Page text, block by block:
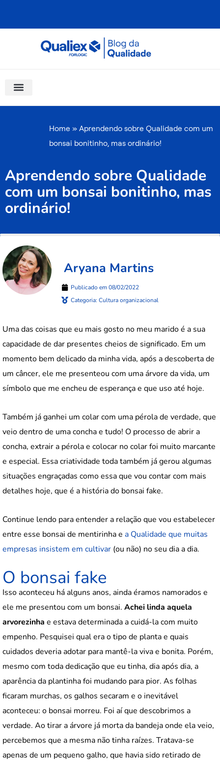
Home » Aprendendo sobre Qualidade com um
bonsai bonitinho, mas ordinário!
Aprendendo sobre Qualidade
com um bonsai bonitinho, mas
ordinário!
Aryana Martins
Publicado em08/02/2022
Categoria: Cultura organizacional
Uma das coisas que eu mais gosto no meu marido é a sua
capacidade de dar presentes cheios de significado. Em um
momento bem delicado da minha vida, após a descoberta de
um câncer, ele me presenteou com uma árvore da vida, um
símbolo que me encheu de esperança e que uso até hoje.
Também já ganhei um colar com uma pérola de verdade, que
veio dentro de uma concha e tudo! O processo de abrir a
concha, extrair a pérola e colocar no colar foi muito marcante
e especial. Essa criatividade toda também já gerou algumas
situações engraçadas como essa que vou contar com mais
detalhes hoje, que é a história do bonsai fake.
Continue lendo para entender a relação que vou estabelecer
entre esse bonsai de mentirinha e a Qualidade que muitas
empresas insistem em cultivar (ou não) no seu dia a dia.
O bonsai fake
Isso aconteceu há alguns anos, ainda éramos namorados e
ele me presentou com um bonsai. Achei linda aquela
arvorezinha e estava determinada a cuidá-la com muito
empenho. Pesquisei qual era o tipo de planta e quais
cuidados deveria adotar para mantê-la viva e bonita. Porém,
mesmo com toda dedicação que eu tinha, dia após dia, a
aparência da plantinha foi mudando para pior. As folhas
ficaram murchas, os galhos secaram e o inevitável
aconteceu: o bonsai morreu. Foi aí que descobrimos a
verdade. Ao tirar a árvore já morta da bandeja onde ela veio,
percebemos que a mesma não tinha raízes. Tratava-se
apenas de um pequeno galho, que havia sido retirado de